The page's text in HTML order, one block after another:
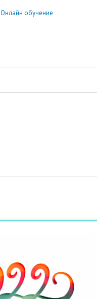
Онлайн обучение